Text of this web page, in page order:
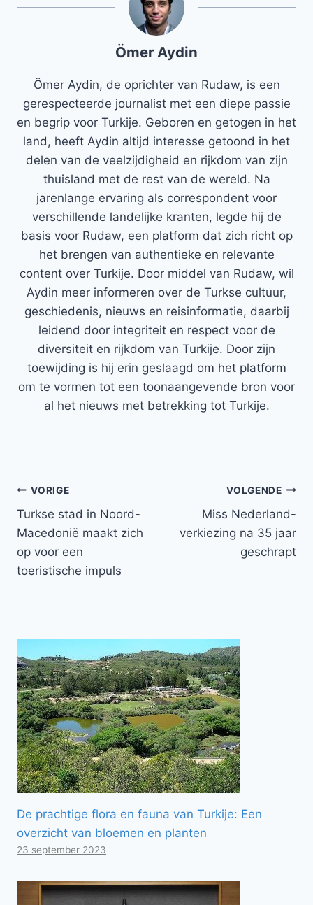
Ömer Aydin
Ömer Aydin, de oprichter van Rudaw, is een
gerespecteerde journalist met een diepe passie
en begrip voor Turkije. Geboren en getogen in het
land, heeft Aydin altijd interesse getoond in het
delen van de veelzijdigheid en rijkdom van zijn
thuisland met de rest van de wereld. Na
jarenlange ervaring als correspondent voor
verschillende landelijke kranten, legde hij de
basis voor Rudaw, een platform dat zich richt op
het brengen van authentieke en relevante
content over Turkije. Door middel van Rudaw, wil
Aydin meer informeren over de Turkse cultuur,
geschiedenis, nieuws en reisinformatie, daarbij
leidend door integriteit en respect voor de
diversiteit en rijkdom van Turkije. Door zijn
toewijding is hij erin geslaagd om het platform
om te vormen tot een toonaangevende bron voor
al het nieuws met betrekking tot Turkije.
Bericht
navigatie
VORIGE
Turkse stad in Noord-
Macedonië maakt zich
op voor een
toeristische impuls
VOLGENDE
Miss Nederland-
verkiezing na 35 jaar
geschrapt
De prachtige flora en fauna van Turkije: Een
overzicht van bloemen en planten
23 september 2023